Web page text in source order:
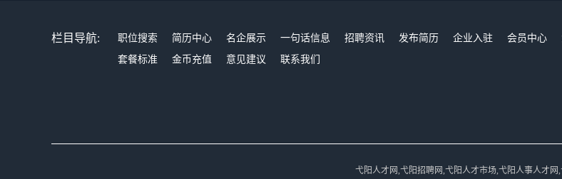
栏目导航: 职位搜索 简历中心 名企展示 一句话信息 招聘资讯 发布简历 企业入驻 会员中心
套餐标准
金币充值 意见建议 联系我们
弋阳人才网,弋阳招聘网,弋阳人才市场,弋阳人事人才网